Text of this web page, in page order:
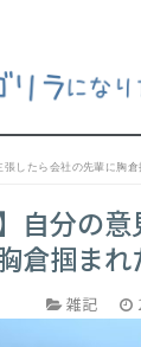
張したら会社の先輩に胸倉
自分の
倉掴まれ
雑記